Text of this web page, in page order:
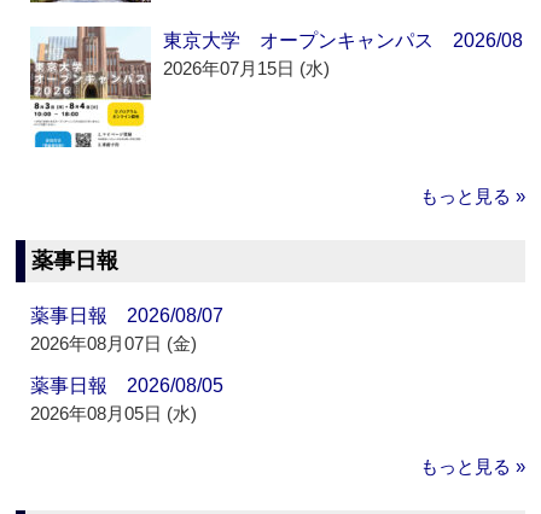
東京大学 オープンキャンパス 2026/08
2026年07月15日 (水)
もっと見る »
薬事日報
薬事日報 2026/08/07
2026年08月07日 (金)
薬事日報 2026/08/05
2026年08月05日 (水)
もっと見る »